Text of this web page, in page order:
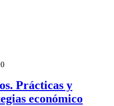
Prácticas y
económico